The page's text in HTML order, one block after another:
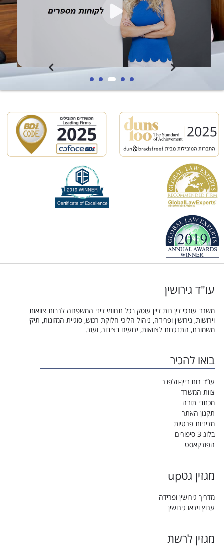
עו"ד גירושין
משרד עורכי דין רות דיין עוסק בכל תחומי דיני המשפחה לרבות צוואות
וירושות, גירושין ופרידה, ניהול הליכי חלוקת רכוש, סוגיית המזונות, תיקי
משמורת, התנגדות לצוואות, ידועים בציבור, ועוד.
בואו להכיר
עו”ד רות דיין-וולפנר
צוות המשרד
מכתבי תודה
תקנון האתר
מדיניות פרטיות
בלוג 3 סיפורים
הפודקאסט
מגזין גטup
מדריך גירושין ופרידה
ערוץ וידאו גירושין
מגזין לרשת